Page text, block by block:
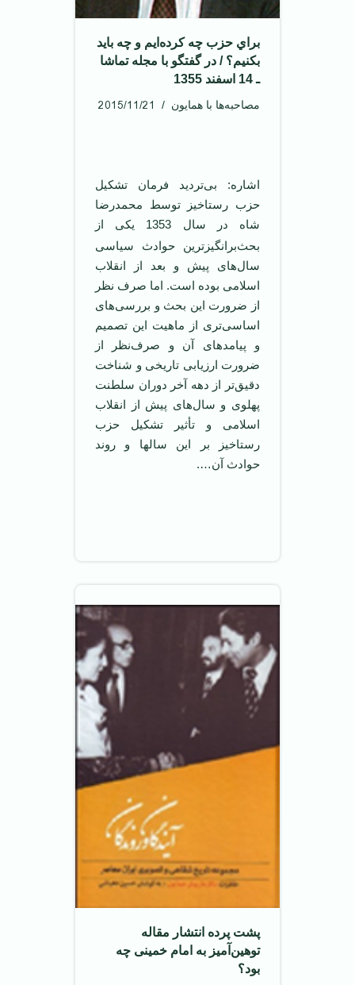
براي حزب چه كرده‌ايم و چه بايد
بكنيم؟ / در گفتگو با مجله تماشا
ـ 14 اسفند 1355
مصاحبه‌ها با همایون 2015/11/21
اشاره: بی‌ترديد فرمان تشکيل
حزب رستاخيز توسط محمدرضا
شاه در
سال 1353 يکی از
بحث‌برانگيزترين حوادث سياسی
سال‌های پيش و بعد از انقلاب
اسلامی بوده است. اما صرف نظر
از ضرورت اين بحث و بررسی‌های
اساسی‌تری از ماهيت اين تصميم
و پيامدهای آن و صرف‌نظر از
ضرورت ارزيابی تاريخی و شناخت
دقيق‌تر از دهه آخر دوران سلطنت
پهلوی و سال‌های پيش از انقلاب
اسلامی و تأثير تشکيل حزب
رستاخيز بر اين سالها و روند
حوادث آن….
پشت پرده انتشار مقاله
توهین‌آمیز به امام خمینی چه
بود؟